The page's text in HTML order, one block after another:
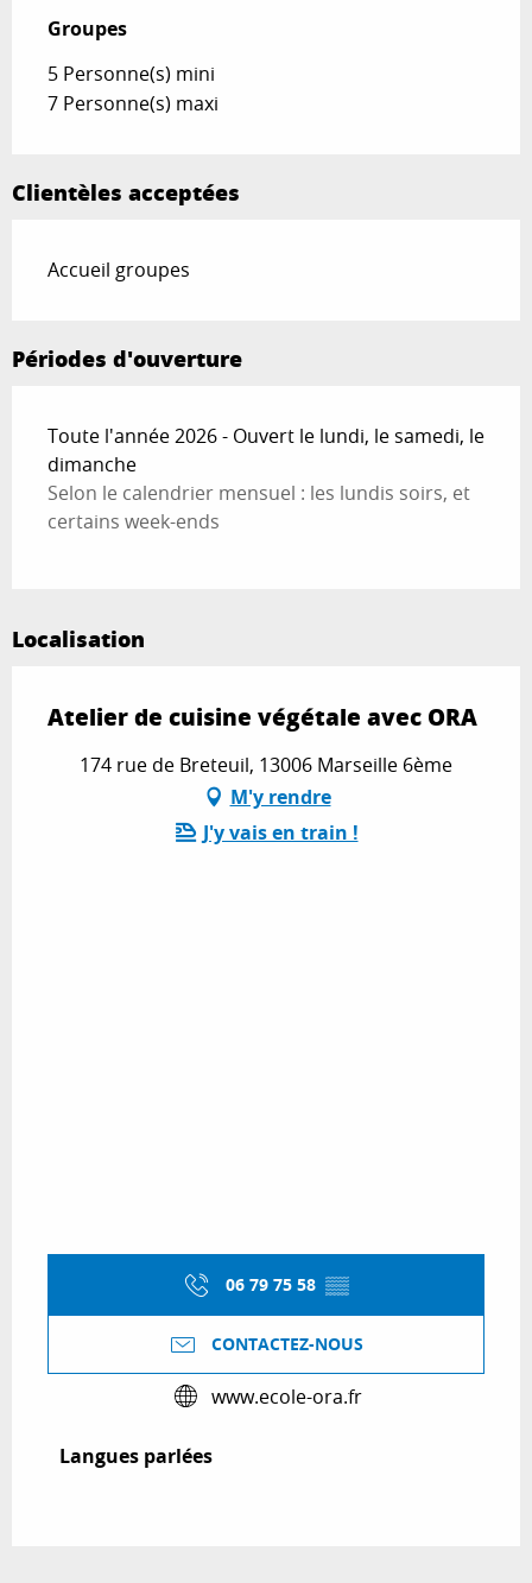
Groupes
Groupes
5 Personne(s) mini
7 Personne(s) maxi
Clientèles acceptées
Accueil groupes
Périodes d'ouverture
Toute l'année 2026 - Ouvert le lundi, le samedi, le
dimanche
Selon le calendrier mensuel : les lundis soirs, et
certains week-ends
Localisation
Atelier de cuisine végétale avec ORA
174 rue de Breteuil, 13006 Marseille 6ème
M'y rendre
J'y vais en train !
06 79 75 58 ▒▒
CONTACTEZ-NOUS
www.ecole-ora.fr
Langues parlées
Langues parlées